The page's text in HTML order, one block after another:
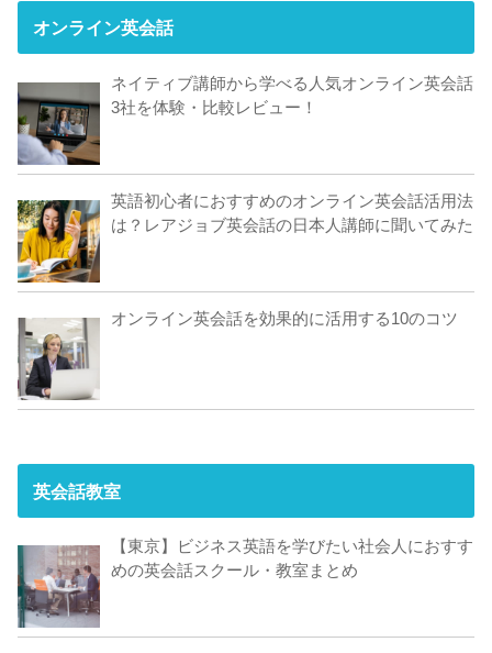
オンライン英会話
ネイティブ講師から学べる人気オンライン英会話
3社を体験・比較レビュー！
英語初心者におすすめのオンライン英会話活用法
は？レアジョブ英会話の日本人講師に聞いてみた
オンライン英会話を効果的に活用する10のコツ
英会話教室
【東京】ビジネス英語を学びたい社会人におすす
めの英会話スクール・教室まとめ